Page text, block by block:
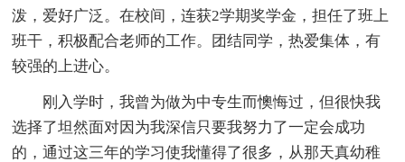
泼，爱好广泛。在校间，连获2学期奖学金，担任了班上
班干，积极配合老师的工作。团结同学，热爱集体，有
较强的上进心。
刚入学时，我曾为做为中专生而懊悔过，但很快我
选择了坦然面对因为我深信只要我努力了一定会成功
的，通过这三年的学习使我懂得了很多，从那天真幼稚